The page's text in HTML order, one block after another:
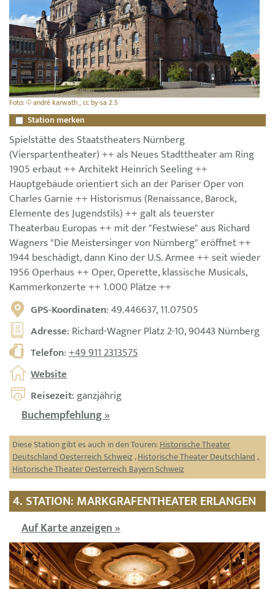
Foto: © andré karwath , cc by-sa 2.5
Station merken
Spielstätte des Staatstheaters Nürnberg
(Vierspartentheater) ++ als Neues Stadttheater am Ring
1905 erbaut ++ Architekt Heinrich Seeling ++
Hauptgebäude orientiert sich an der Pariser Oper von
Charles Garnie ++ Historismus (Renaissance, Barock,
Elemente des Jugendstils) ++ galt als teuerster
Theaterbau Europas ++ mit der "Festwiese" aus Richard
Wagners "Die Meistersinger von Nürnberg" eröffnet ++
1944 beschädigt, dann Kino der U.S. Armee ++ seit wieder
1956 Operhaus ++ Oper, Operette, klassische Musicals,
Kammerkonzerte ++ 1.000 Plätze ++
GPS-Koordinaten: 49.446637, 11.07505
Adresse: Richard-Wagner Platz 2-10, 90443 Nürnberg
Telefon:+49 911 2313575
Website
Reisezeit: ganzjährig
Buchempfehlung »
Diese Station gibt es auch in den Touren:Historische Theater
Deutschland Oesterreich Schweiz,Historische Theater Deutschland,
Historische Theater Oesterreich Bayern Schweiz
4. STATION: MARKGRAFENTHEATER ERLANGEN
Auf Karte anzeigen »